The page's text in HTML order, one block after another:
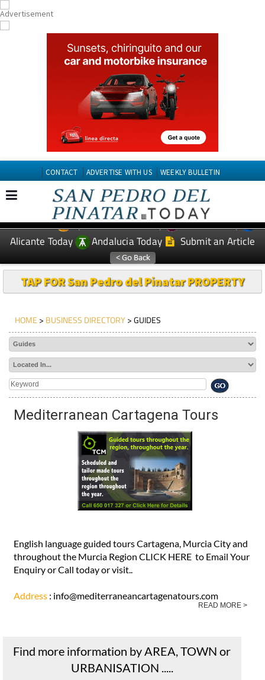
CONTACT ADVERTISE WITH US WEEKLY BULLETIN
EDITIONS: Spanish News Today
Murcia Today
Alicante Today
Andalucia Today Submit an Article
TAP FOR San Pedro del Pinatar PROPERTY
HOME > BUSINESS DIRECTORY> GUIDES
Mediterranean Cartagena Tours
English language guided tours Cartagena, Murcia City and
throughout the Murcia Region CLICK HERE to Email Your
Enquiry or Call today or visit..
Address : info@mediterraneancartagenatours.com
READ MORE >
Find more information by AREA, TOWN or
URBANISATION .....